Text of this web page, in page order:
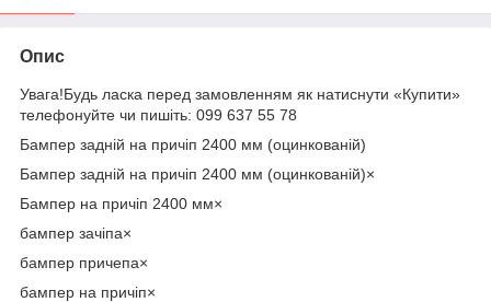
Опис
Увага!Будь ласка перед замовленням як натиснути «Купити»
телефонуйте чи пишіть: 099 637 55 78
Бампер задній на причіп 2400 мм (оцинкованій)
Бампер задній на причіп 2400 мм (оцинкованій)×
Бампер на причіп 2400 мм×
бампер зачіпа×
бампер причепа×
бампер на причіп×